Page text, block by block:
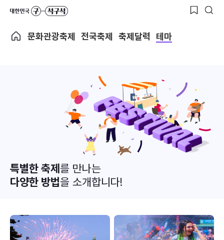
문화관광축제 전국축제 축제달력 테마
특별한 축제를 만나는
다양한 방법을 소개합니다!